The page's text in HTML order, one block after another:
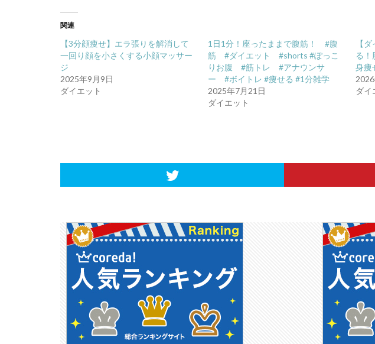
関連
【3分顔痩せ】エラ張りを解消して
一回り顔を小さくする小顔マッサー
ジ
2025年9月9日
ダイエット
1日1分！座ったままで腹筋！ #腹
筋 #ダイエット #shorts #ぽっこ
りお腹 #筋トレ #アナウンサ
ー #ボイトレ #痩せる #1分雑学
2025年7月21日
ダイエット
【
る！
身痩
ダイ